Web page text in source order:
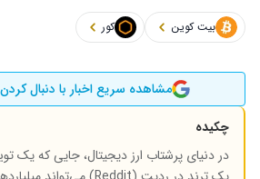
بیت کوین کور
مشاهده سریع اخبار با دنبال
چکیده
در دنیای پرشتاب ارز دیجیتال، جایی که یک